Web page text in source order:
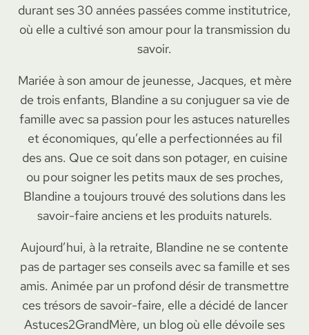
durant ses 30 années passées comme institutrice,
où elle a cultivé son amour pour la transmission du
savoir.
Mariée à son amour de jeunesse, Jacques, et mère
de trois enfants, Blandine a su conjuguer sa vie de
famille avec sa passion pour les astuces naturelles
et économiques, qu’elle a perfectionnées au fil
des ans. Que ce soit dans son potager, en cuisine
ou pour soigner les petits maux de ses proches,
Blandine a toujours trouvé des solutions dans les
savoir-faire anciens et les produits naturels.
Aujourd’hui, à la retraite, Blandine ne se contente
pas de partager ses conseils avec sa famille et ses
amis. Animée par un profond désir de transmettre
ces trésors de savoir-faire, elle a décidé de lancer
Astuces2GrandMère, un blog où elle dévoile ses